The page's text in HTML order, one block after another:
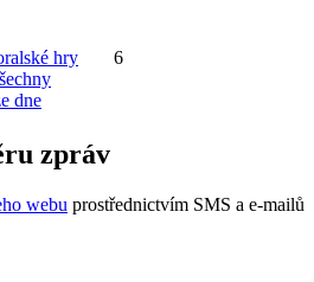
hry
dne
6
zpráv
webu prostřednictvím SMS a e-mailů